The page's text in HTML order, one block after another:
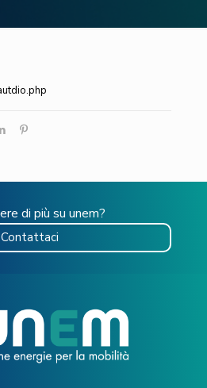
di più su unem?
Contattaci